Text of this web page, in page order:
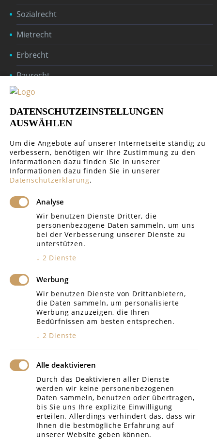
Sozialrecht
Mietrecht
Erbrecht
Baurecht
Öffentliches Recht
Handelsrecht & Gesellschaftsrecht
GERICHTE REGIONAL
Amtsgericht Rottenburg
Amtsgericht Tübingen
Arbeitsgericht Reutlingen
Sozialgericht Reutlingen
Verwaltungsgericht SIG
DATENSCHUTZEINSTELLUNGEN
AUSWÄHLEN
Um die Angebote auf unserer Internetseite ständig zu
verbessern, benötigen wir Ihre Zustimmung zu den
Informationen dazu finden Sie in unserer
Informationen dazu finden Sie in unserer
Datenschutzerklärung.
Analyse
Wir benutzen Dienste Dritter, die
personenbezogene Daten sammeln, um uns
bei der Verbesserung unserer Dienste zu
unterstützen.
↓ 2 Dienste
Werbung
Wir benutzen Dienste von Drittanbietern,
die Daten sammeln, um personalisierte
Werbung anzuzeigen, die Ihren
Bedürfnissen am besten entsprechen.
↓ 2 Dienste
Alle deaktivieren
Durch das Deaktivieren aller Dienste
werden wir keine personenbezogenen
Daten sammeln, benutzen oder übertragen,
bis Sie uns Ihre explizite Einwilligung
erteilen. Allerdings verhindert das, dass wir
Ihnen die bestmögliche Erfahrung auf
unserer Website geben können.